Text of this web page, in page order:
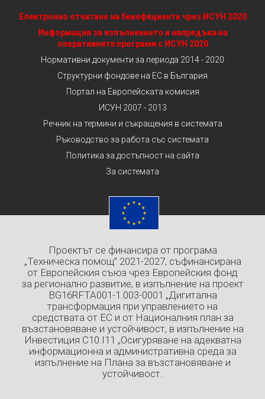
Електронно отчитане на бенефициенти чрез ИСУН 2020
Информация за изпълнението и напредъка на
оперативните програми с ИСУН 2020
Нормативни документи за периода 2014 - 2020
Структурни фондове на ЕС в България
Портал на Европейската комисия
ИСУН 2007 - 2013
Речник на термини и съкращения в системата
Ръководство за работа със системата
Политика за достъпност на сайта
За системата
Проектът се финансира от програма
„Техническа помощ” 2021-2027, съфинансирана
от Европейския съюз чрез Европейския фонд
за регионално развитие, в изпълнение на проект
BG16RFTA001-1.003-0001 „Дигитална
трансформация при управлението на
средствата от ЕС и от Националния план за
възстановяване и устойчивост, в изпълнение на
Инвестиция C10.I11 „Осигуряване на адекватна
информационна и административна среда за
изпълнение на Плана за възстановяване и
устойчивост.